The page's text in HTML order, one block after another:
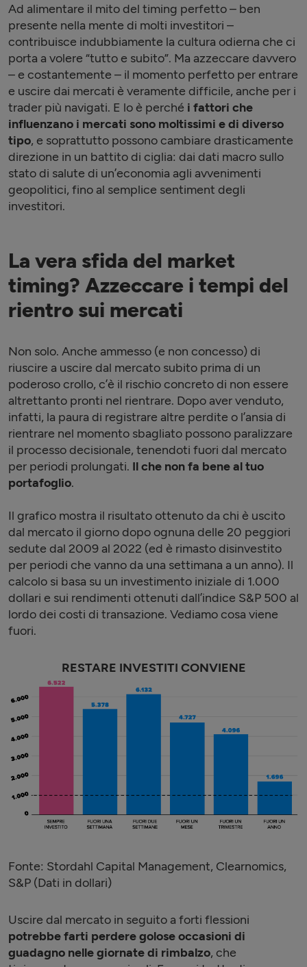
Ad alimentare il mito del timing perfetto – ben
presente nella mente di molti investitori –
contribuisce indubbiamente la cultura odierna che ci
porta a volere “tutto e subito”. Ma azzeccare davvero
– e costantemente – il momento perfetto per entrare
e uscire dai mercati è veramente difficile, anche per i
trader più navigati. E lo è perché i fattori che
influenzano i mercati sono moltissimi e di diverso
tipo, e soprattutto possono cambiare drasticamente
direzione in un battito di ciglia: dai dati macro sullo
stato di salute di un’economia agli avvenimenti
geopolitici, fino al semplice sentiment degli
investitori.
La vera sfida del market
timing? Azzeccare i tempi del
rientro sui mercati
Non solo. Anche ammesso (e non concesso) di
riuscire a uscire dal mercato subito prima di un
poderoso crollo, c’è il rischio concreto di non essere
altrettanto pronti nel rientrare. Dopo aver venduto,
infatti, la paura di registrare altre perdite o l’ansia di
rientrare nel momento sbagliato possono paralizzare
il processo decisionale, tenendoti fuori dal mercato
per periodi prolungati. Il che non fa bene al tuo
portafoglio.
Il grafico mostra il risultato ottenuto da chi è uscito
dal mercato il giorno dopo ognuna delle 20 peggiori
sedute dal 2009 al 2022 (ed è rimasto disinvestito
per periodi che vanno da una settimana a un anno). Il
calcolo si basa su un investimento iniziale di 1.000
dollari e sui rendimenti ottenuti dall’indice S&P 500 al
lordo dei costi di transazione. Vediamo cosa viene
fuori.
RESTARE INVESTITI CONVIENE
Fonte: Stordahl Capital Management, Clearnomics,
S&P (Dati in dollari)
Uscire dal mercato in seguito a forti flessioni
potrebbe farti perdere golose occasioni di
guadagno nelle giornate di rimbalzo, che